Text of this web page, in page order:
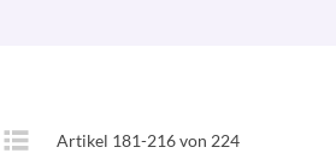
Anzeigen
Liste Artikel 181-216von 224